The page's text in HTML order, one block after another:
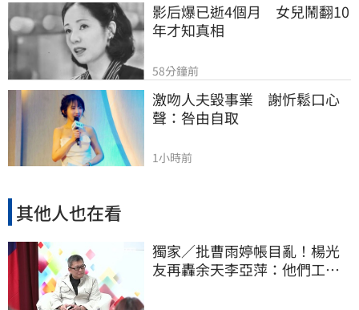
影后爆已逝4個月　女兒鬧翻10
年才知真相
58分鐘前
激吻人夫毀事業　謝忻鬆口心
聲：咎由自取
1小時前
其他人也在看
獨家／批曹雨婷帳目亂！楊光
友再轟余天李亞萍：他們工會